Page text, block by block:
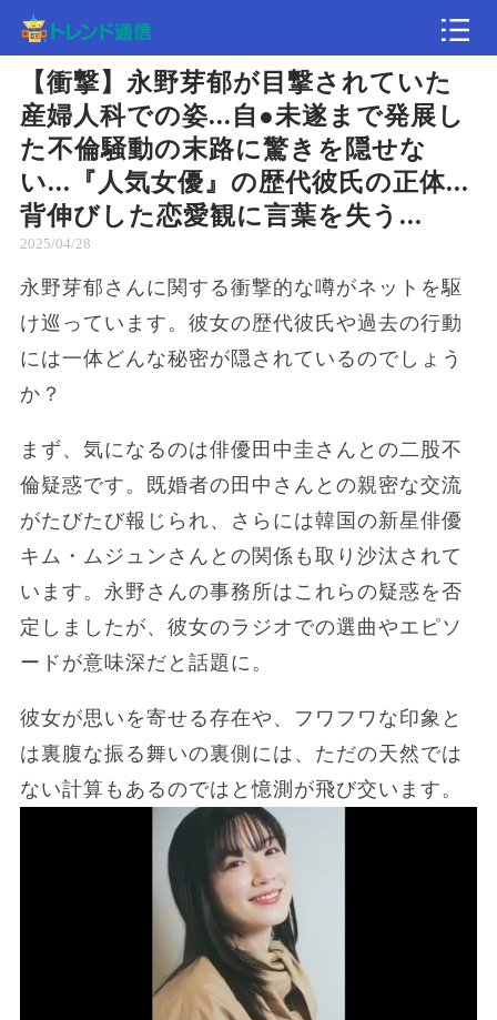
【衝撃】永野芽郁が目撃されていた
産婦人科での姿...自●未遂まで発展し
た不倫騒動の末路に驚きを隠せな
い...『人気女優』の歴代彼氏の正体...
背伸びした恋愛観に言葉を失う...
2025/04/28
永野芽郁さんに関する衝撃的な噂がネットを駆
け巡っています。彼女の歴代彼氏や過去の行動
には一体どんな秘密が隠されているのでしょう
か？
まず、気になるのは俳優田中圭さんとの二股不
倫疑惑です。既婚者の田中さんとの親密な交流
がたびたび報じられ、さらには韓国の新星俳優
キム・ムジュンさんとの関係も取り沙汰されて
います。永野さんの事務所はこれらの疑惑を否
定しましたが、彼女のラジオでの選曲やエピソ
ードが意味深だと話題に。
彼女が思いを寄せる存在や、フワフワな印象と
は裏腹な振る舞いの裏側には、ただの天然では
ない計算もあるのではと憶測が飛び交います。
記事
速報